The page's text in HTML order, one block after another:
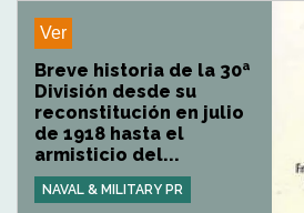
Ver
Breve historia de la 30ª
División desde su
reconstitución en julio
de 1918 hasta el
armisticio del...
NAVAL & MILITARY PR